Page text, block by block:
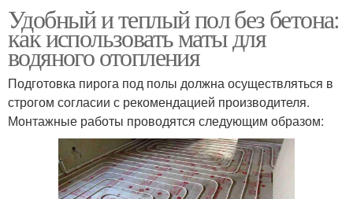
Удобный и теплый пол без бетона:
как использовать маты для
водяного отопления
Подготовка пирога под полы должна осуществляться в
строгом согласии с рекомендацией производителя.
Монтажные работы проводятся следующим образом: